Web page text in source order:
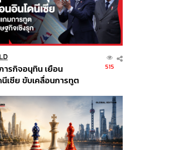
ารกิจอนุทิน เยือน
เซีย ขับเคลื่อนการทูต
ทธศาสตร์ไทย –
เซีย
515